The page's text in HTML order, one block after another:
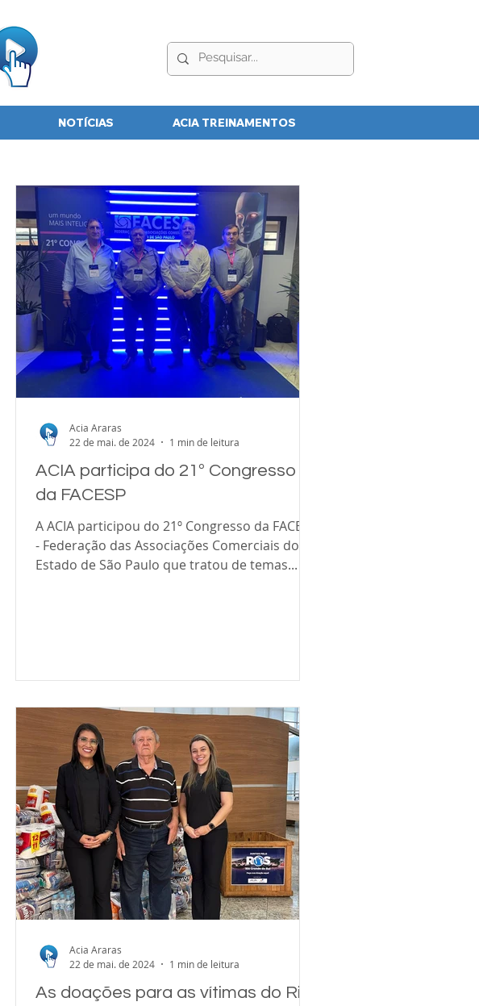
NOTÍCIAS ACIA TREINAMENTOS
ACIA participa do 21º Congresso
da FACESP
A ACIA participou do 21º Congresso da FACESP
- Federação das Associações Comerciais do
Estado de São Paulo que tratou de temas...
Acia Araras
22 de mai. de 2024
1 min de leitura
As doações para as vítimas do Rio
Acia Araras
22 de mai. de 2024
1 min de leitura